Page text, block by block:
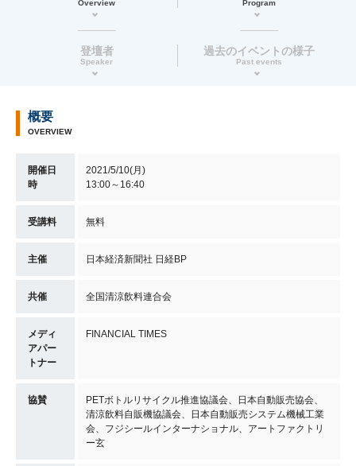
Overview Program
登壇者
Speaker
過去のイベントの様子
Past events
概要
OVERVIEW
開催日
時
2021/5/10(月)
13:00～16:40
受講料 無料
主催 日本経済新聞社 日経BP
共催 全国清涼飲料連合会
メディ
アパー
トナー
FINANCIAL TIMES
協賛
PETボトルリサイクル推進協議会、日本自動販売協会、
清涼飲料自販機協議会、日本自動販売システム機械工業
会、フジシールインターナショナル、アートファクトリ
ー玄